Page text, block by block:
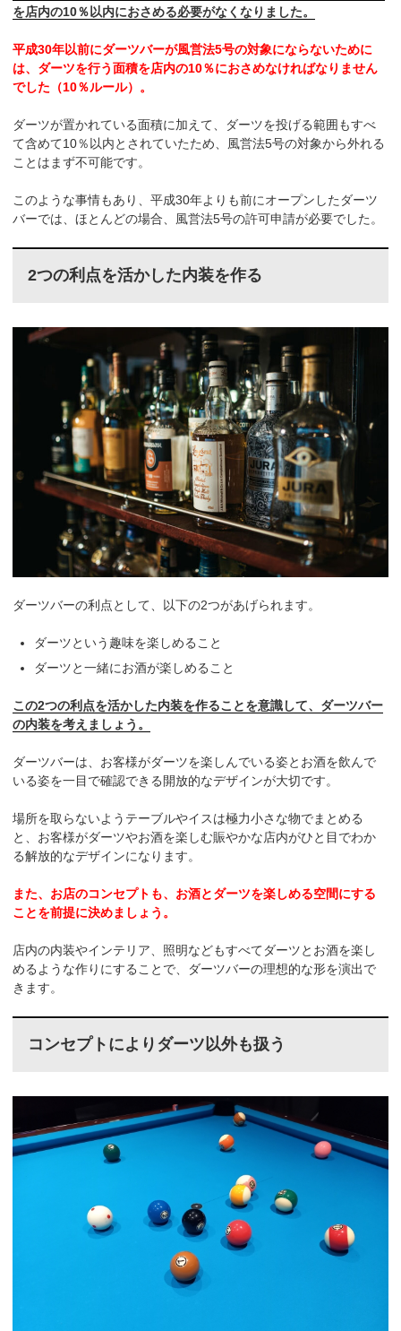
を店内の10％以内におさめる必要がなくなりました。
平成30年以前にダーツバーが風営法5号の対象にならないために
は、ダーツを行う面積を店内の10％におさめなければなりません
でした（10％ルール）。
ダーツが置かれている面積に加えて、ダーツを投げる範囲もすべ
て含めて10％以内とされていたため、風営法5号の対象から外れる
ことはまず不可能です。
このような事情もあり、平成30年よりも前にオープンしたダーツ
バーでは、ほとんどの場合、風営法5号の許可申請が必要でした。
2つの利点を活かした内装を作る
ダーツバーの利点として、以下の2つがあげられます。
ダーツという趣味を楽しめること
ダーツと一緒にお酒が楽しめること
この2つの利点を活かした内装を作ることを意識して、ダーツバー
の内装を考えましょう。
ダーツバーは、お客様がダーツを楽しんでいる姿とお酒を飲んで
いる姿を一目で確認できる開放的なデザインが大切です。
場所を取らないようテーブルやイスは極力小さな物でまとめる
と、お客様がダーツやお酒を楽しむ賑やかな店内がひと目でわか
る解放的なデザインになります。
また、お店のコンセプトも、お酒とダーツを楽しめる空間にする
ことを前提に決めましょう。
店内の内装やインテリア、照明などもすべてダーツとお酒を楽し
めるような作りにすることで、ダーツバーの理想的な形を演出で
きます。
コンセプトによりダーツ以外も扱う